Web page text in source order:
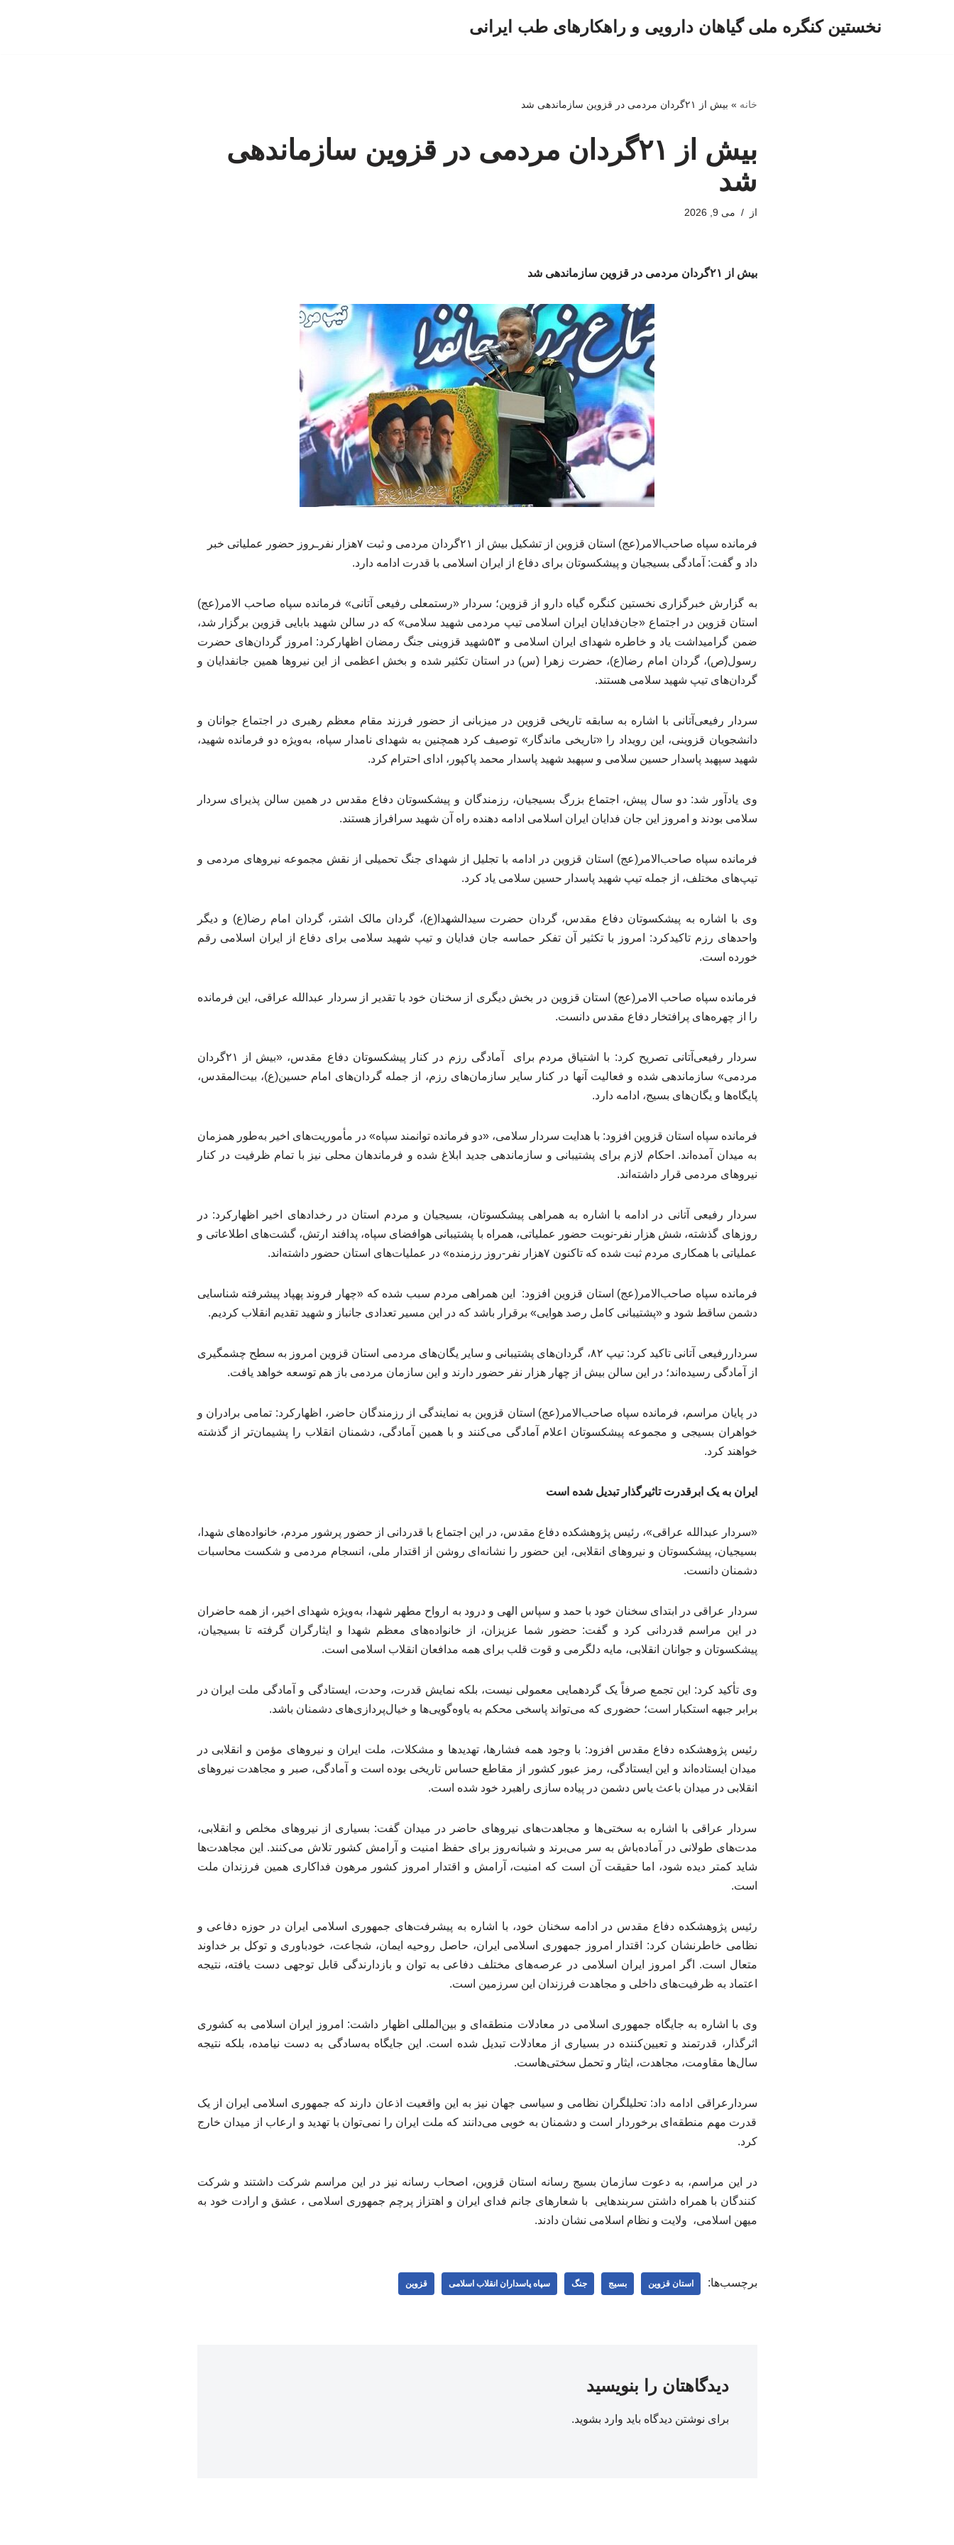
نخستین کنگره ملی گیاهان دارویی و راهکارهای طب ایرانی
خانه » بیش از ۲۱گردان مردمی در قزوین سازماندهی شد
بیش از ۲۱گردان مردمی در قزوین سازماندهی
شد
از می 9, 2026
بیش از ۲۱گردان مردمی در قزوین سازماندهی شد
فرمانده سپاه صاحب‌الامر(عج) استان قزوین از تشکیل بیش از ۲۱گردان مردمی و ثبت ۷هزار نفرـروز حضور عملیاتی خبر
داد و گفت: آمادگی بسیجیان و پیشکسوتان برای دفاع از ایران اسلامی با قدرت ادامه دارد.
به گزارش خبرگزاری نخستین کنگره گیاه دارو از قزوین؛ سردار «رستمعلی رفیعی آتانی» فرمانده سپاه صاحب الامر(عج)
استان قزوین در اجتماع «جان‌فدایان ایران اسلامی تیپ مردمی شهید سلامی» که در سالن شهید بابایی قزوین برگزار شد،
ضمن گرامیداشت یاد و خاطره شهدای ایران اسلامی و ۵۳شهید قزوینی جنگ رمضان اظهارکرد: امروز گردان‌های حضرت
رسول(ص)، گردان امام رضا(ع)، حضرت زهرا (س) در استان تکثیر شده و بخش اعظمی از این نیروها همین جانفدایان و
گردان‌های تیپ شهید سلامی هستند.
سردار رفیعی‌آتانی با اشاره به سابقه تاریخی قزوین در میزبانی از حضور فرزند مقام معظم رهبری در اجتماع جوانان و
دانشجویان قزوینی، این رویداد را «تاریخی ماندگار» توصیف کرد همچنین به شهدای نامدار سپاه، به‌ویژه دو فرمانده شهید،
شهید سپهبد پاسدار حسین سلامی و سپهبد شهید پاسدار محمد پاکپور، ادای احترام کرد.
وی یادآور شد: دو سال پیش، اجتماع بزرگ بسیجیان، رزمندگان و پیشکسوتان دفاع مقدس در همین سالن پذیرای سردار
سلامی بودند و امروز این جان فدایان ایران اسلامی ادامه دهنده راه آن شهید سرافراز هستند.
فرمانده سپاه صاحب‌الامر(عج) استان قزوین در ادامه با تجلیل از شهدای جنگ تحمیلی از نقش مجموعه نیروهای مردمی و
تیپ‌های مختلف، از جمله تیپ شهید پاسدار حسین سلامی یاد کرد.
وی با اشاره به پیشکسوتان دفاع مقدس، گردان حضرت سیدالشهدا(ع)، گردان مالک اشتر، گردان امام رضا(ع) و دیگر
واحدهای رزم تاکیدکرد: امروز با تکثیر آن تفکر حماسه جان فدایان و تیپ شهید سلامی برای دفاع از ایران اسلامی رقم
خورده است.
فرمانده سپاه صاحب الامر(عج) استان قزوین در بخش دیگری از سخنان خود با تقدیر از سردار عبدالله عراقی، این فرمانده
را از چهره‌های پرافتخار دفاع مقدس دانست.
سردار رفیعی‌آتانی تصریح کرد: با اشتیاق مردم برای آمادگی رزم در کنار پیشکسوتان دفاع مقدس، «بیش از ۲۱گردان
مردمی» سازماندهی شده و فعالیت آنها در کنار سایر سازمان‌های رزم، از جمله گردان‌های امام حسین(ع)، بیت‌المقدس،
پایگاه‌ها و یگان‌های بسیج، ادامه دارد.
فرمانده سپاه استان قزوین افزود: با هدایت سردار سلامی، «دو فرمانده توانمند سپاه» در مأموریت‌های اخیر به‌طور همزمان
به میدان آمده‌اند. احکام لازم برای پشتیبانی و سازماندهی جدید ابلاغ شده و فرماندهان محلی نیز با تمام ظرفیت در کنار
نیروهای مردمی قرار داشته‌اند.
سردار رفیعی آتانی در ادامه با اشاره به همراهی پیشکسوتان، بسیجیان و مردم استان در رخدادهای اخیر اظهارکرد: در
روزهای گذشته، شش هزار نفر-نوبت حضور عملیاتی، همراه با پشتیبانی هوافضای سپاه، پدافند ارتش، گشت‌های اطلاعاتی و
عملیاتی با همکاری مردم ثبت شده که تاکنون ۷هزار نفر-روز رزمنده» در عملیات‌های استان حضور داشته‌اند.
فرمانده سپاه صاحب‌الامر(عج) استان قزوین افزود: این همراهی مردم سبب شده که «چهار فروند پهپاد پیشرفته شناسایی
دشمن ساقط شود و «پشتیبانی کامل رصد هوایی» برقرار باشد که در این مسیر تعدادی جانباز و شهید تقدیم انقلاب کردیم.
سرداررفیعی آتانی تاکید کرد: تیپ ۸۲، گردان‌های پشتیبانی و سایر یگان‌های مردمی استان قزوین امروز به سطح چشمگیری
از آمادگی رسیده‌اند؛ در این سالن بیش از چهار هزار نفر حضور دارند و این سازمان مردمی باز هم توسعه خواهد یافت.
در پایان مراسم، فرمانده سپاه صاحب‌الامر(عج) استان قزوین به نمایندگی از رزمندگان حاضر، اظهارکرد: تمامی برادران و
خواهران بسیجی و مجموعه پیشکسوتان اعلام آمادگی می‌کنند و با همین آمادگی، دشمنان انقلاب را پشیمان‌تر از گذشته
خواهند کرد.
ایران به یک ابرقدرت تاثیرگذار تبدیل شده است
«سردار عبدالله عراقی»، رئیس پژوهشکده دفاع مقدس، در این اجتماع با قدردانی از حضور پرشور مردم، خانواده‌های شهدا،
بسیجیان، پیشکسوتان و نیروهای انقلابی، این حضور را نشانه‌ای روشن از اقتدار ملی، انسجام مردمی و شکست محاسبات
دشمنان دانست.
سردار عراقی در ابتدای سخنان خود با حمد و سپاس الهی و درود به ارواح مطهر شهدا، به‌ویژه شهدای اخیر، از همه حاضران
در این مراسم قدردانی کرد و گفت: حضور شما عزیزان، از خانواده‌های معظم شهدا و ایثارگران گرفته تا بسیجیان،
پیشکسوتان و جوانان انقلابی، مایه دلگرمی و قوت قلب برای همه مدافعان انقلاب اسلامی است.
وی تأکید کرد: این تجمع صرفاً یک گردهمایی معمولی نیست، بلکه نمایش قدرت، وحدت، ایستادگی و آمادگی ملت ایران در
برابر جبهه استکبار است؛ حضوری که می‌تواند پاسخی محکم به یاوه‌گویی‌ها و خیال‌پردازی‌های دشمنان باشد.
رئیس پژوهشکده دفاع مقدس افزود: با وجود همه فشارها، تهدیدها و مشکلات، ملت ایران و نیروهای مؤمن و انقلابی در
میدان ایستاده‌اند و این ایستادگی، رمز عبور کشور از مقاطع حساس تاریخی بوده است و آمادگی، صبر و مجاهدت نیروهای
انقلابی در میدان باعث یاس دشمن در پیاده سازی راهبرد خود شده است.
سردار عراقی با اشاره به سختی‌ها و مجاهدت‌های نیروهای حاضر در میدان گفت: بسیاری از نیروهای مخلص و انقلابی،
مدت‌های طولانی در آماده‌باش به سر می‌برند و شبانه‌روز برای حفظ امنیت و آرامش کشور تلاش می‌کنند. این مجاهدت‌ها
شاید کمتر دیده شود، اما حقیقت آن است که امنیت، آرامش و اقتدار امروز کشور مرهون فداکاری همین فرزندان ملت
است.
رئیس پژوهشکده دفاع مقدس در ادامه سخنان خود، با اشاره به پیشرفت‌های جمهوری اسلامی ایران در حوزه دفاعی و
نظامی خاطرنشان کرد: اقتدار امروز جمهوری اسلامی ایران، حاصل روحیه ایمان، شجاعت، خودباوری و توکل بر خداوند
متعال است. اگر امروز ایران اسلامی در عرصه‌های مختلف دفاعی به توان و بازدارندگی قابل توجهی دست یافته، نتیجه
اعتماد به ظرفیت‌های داخلی و مجاهدت فرزندان این سرزمین است.
وی با اشاره به جایگاه جمهوری اسلامی در معادلات منطقه‌ای و بین‌المللی اظهار داشت: امروز ایران اسلامی به کشوری
اثرگذار، قدرتمند و تعیین‌کننده در بسیاری از معادلات تبدیل شده است. این جایگاه به‌سادگی به دست نیامده، بلکه نتیجه
سال‌ها مقاومت، مجاهدت، ایثار و تحمل سختی‌هاست.
سردارعراقی ادامه داد: تحلیلگران نظامی و سیاسی جهان نیز به این واقعیت اذعان دارند که جمهوری اسلامی ایران از یک
قدرت مهم منطقه‌ای برخوردار است و دشمنان به خوبی می‌دانند که ملت ایران را نمی‌توان با تهدید و ارعاب از میدان خارج
کرد.
در این مراسم، به دعوت سازمان بسیج رسانه استان قزوین، اصحاب رسانه نیز در این مراسم شرکت داشتند و شرکت
کنندگان با همراه داشتن سربندهایی با شعارهای جانم فدای ایران و اهتزاز پرچم جمهوری اسلامی ، عشق و ارادت خود به
میهن اسلامی، ولایت و نظام اسلامی نشان دادند.
برچسب‌ها: استان قزوین بسیج جنگ سپاه پاسداران انقلاب اسلامی قزوین
دیدگاهتان را بنویسید
برای نوشتن دیدگاه باید وارد بشوید.